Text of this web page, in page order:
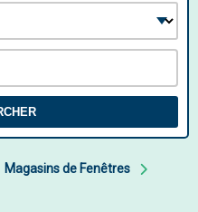
Magasins de Fenêtres